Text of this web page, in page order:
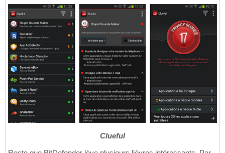
Clueful